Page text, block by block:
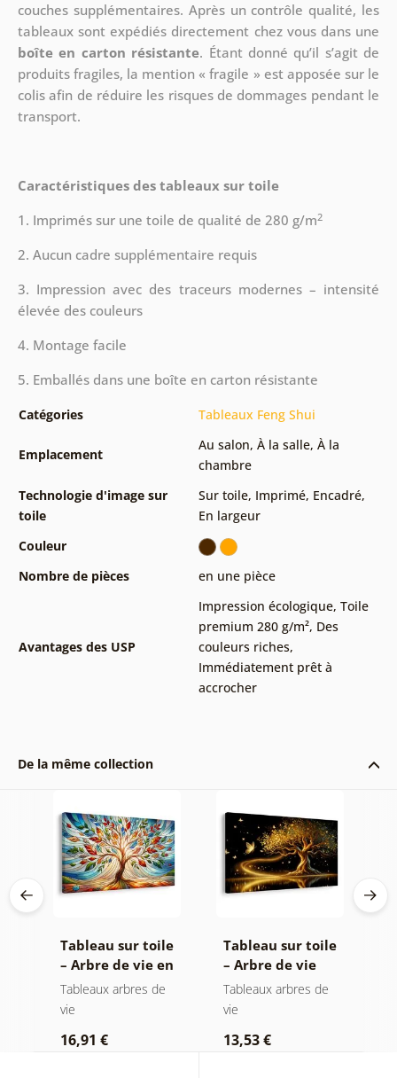
couches supplémentaires. Après un contrôle qualité, les
tableaux sont expédiés directement chez vous dans une
boîte en carton résistante. Étant donné qu’il s’agit de
produits fragiles, la mention « fragile » est apposée sur le
colis afin de réduire les risques de dommages pendant le
transport.
Caractéristiques des tableaux sur toile
1. Imprimés sur une toile de qualité de 280 g/m2
2. Aucun cadre supplémentaire requis
3. Impression avec des traceurs modernes – intensité
élevée des couleurs
4. Montage facile
5. Emballés dans une boîte en carton résistante
Catégories Tableaux Feng Shui
Emplacement
Au salon, À la salle, À la
chambre
Technologie d'image sur
toile
Sur toile, Imprimé, Encadré,
En largeur
Couleur
Nombre de pièces
en une pièce
Avantages des USP
Impression écologique, Toile
premium 280 g/m², Des
couleurs riches,
Immédiatement prêt à
accrocher
De la même collection
Tableau sur toile
– Arbre de vie en
vitrail coloré
Tableaux arbres de
vie
16,91 €
Tableau sur toile
– Arbre de vie
magie dorée
Tableaux arbres de
vie
13,53 €